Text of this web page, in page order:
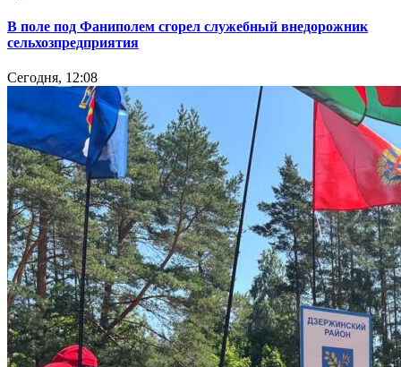
В поле под Фаниполем сгорел служебный внедорожник
сельхозпредприятия
Сегодня, 12:08